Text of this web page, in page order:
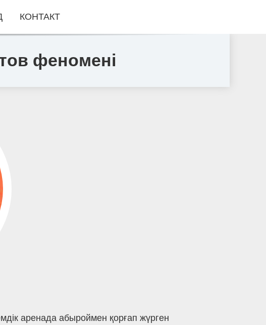
феномені
аренада абыроймен қорғап жүрген
КОНТАКТ